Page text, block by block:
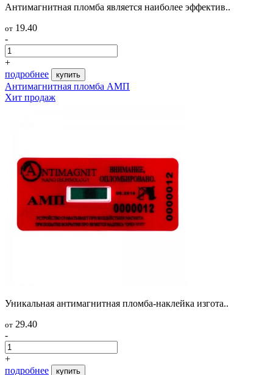
Антимагнитная пломба является наиболее эффектив..
от 19.40
-
+
подробнее
купить
Антимагнитная пломба АМП
Хит продаж
Уникальная антимагнитная пломба-наклейка изгота..
от 29.40
-
+
подробнее
купить